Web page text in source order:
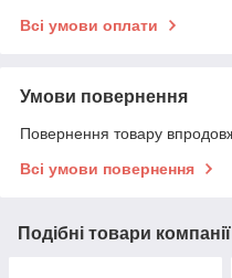
Всі умови оплати
Умови повернення
Повернення товару
Всі умови повернення
Подібні товари компанії